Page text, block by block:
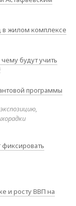
в жилом комплексе
будут учить
программы
и росту ВВП на